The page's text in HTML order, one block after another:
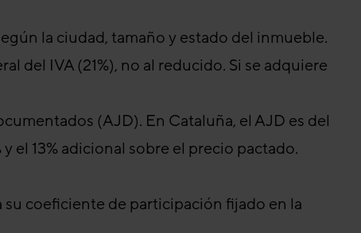
la ciudad, tamaño y estado del inmueble.
del IVA (21%), no al reducido. Si se adquiere
(AJD). En Cataluña, el AJD es del
el 13% adicional sobre el precio pactado.
coeficiente de participación fijado en la